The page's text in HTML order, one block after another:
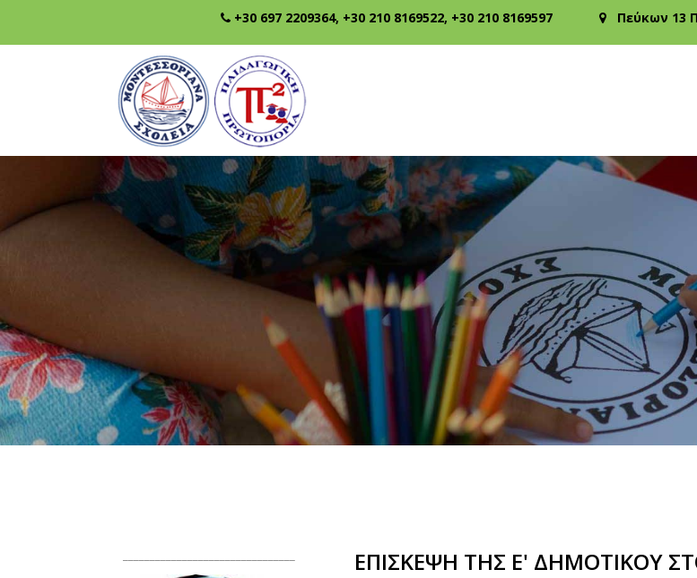
+30 697 2209364, +30 210 8169522, +30 210 8169597 Πεύκων 13
ΕΠΙΣΚΕΨΗ ΤΗΣ Ε' ΔΗΜΟΤΙΚΟΥ